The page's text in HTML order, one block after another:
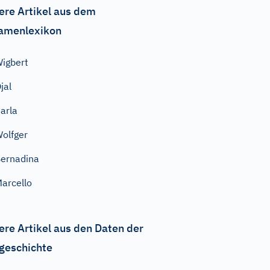
Artikel aus dem
Artikel aus den Daten der